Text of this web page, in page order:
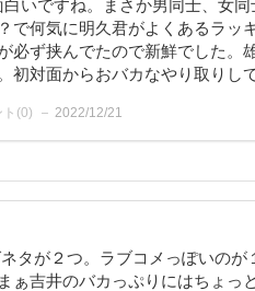
いですね。まさか男同士、女
で何気に明久君がよくあるラッ
ず挟んでたので新鮮でした。
初対面からおバカなやり取りし
ト(0) 2022/12/21
タが２つ。ラブコメっぽいの
ぁ吉井のバカっぷりにはちょっ